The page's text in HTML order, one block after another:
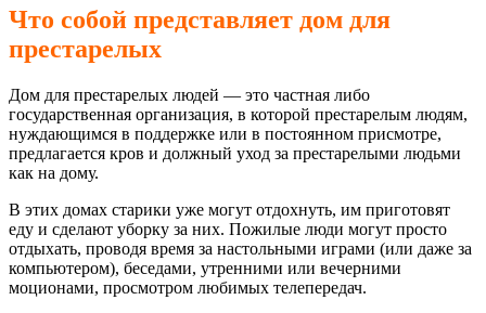
Что собой представляет дом для
престарелых
Дом для престарелых людей — это частная либо
государственная организация, в которой престарелым людям,
нуждающимся в поддержке или в постоянном присмотре,
предлагается кров и должный уход за престарелыми людьми
как на дому.
В этих домах старики уже могут отдохнуть, им приготовят
еду и сделают уборку за них. Пожилые люди могут просто
отдыхать, проводя время за настольными играми (или даже за
компьютером), беседами, утренними или вечерними
моционами, просмотром любимых телепередач.